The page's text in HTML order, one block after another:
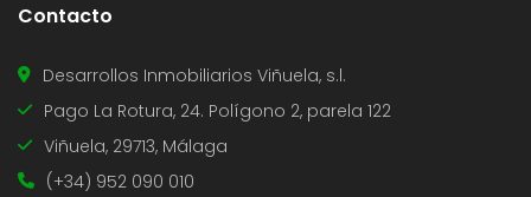
Contacto
Desarrollos Inmobiliarios Viñuela, s.l.
Pago La Rotura, 24. Polígono 2, parela 122
Viñuela, 29713, Málaga
(+34) 952 090 010